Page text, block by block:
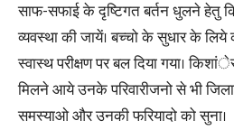
साफ-सफाई के दृष्टिगत बर्तन धुलने हेतु
व्यवस्था की जायें। बच्चो के सुधार के
स्वास्थ परीक्षण पर बल दिया गया।
मिलने आये उनके परिवारीजनो से भी
समस्याओ और उनकी फरियादो को सुना।